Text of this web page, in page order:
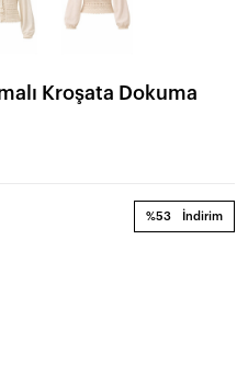
Kroşata Dokuma
%53 İndirim